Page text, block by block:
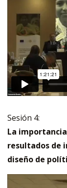
Sesión 4:
La
resultados de
diseño de